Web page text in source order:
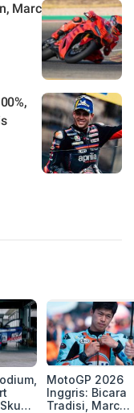
Marc
MotoGP 2026
Inggris: Bicara
Tradisi, Marc